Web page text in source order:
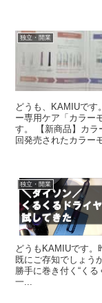
独立・開業
どうも、KAMIUです
ー専用ケア「カラー
す。 【新商品】カ
回発売されたカラー
独立・開業
どうもKAMIUです。
既にご存知でしょう
勝手に巻き付く“く
一...